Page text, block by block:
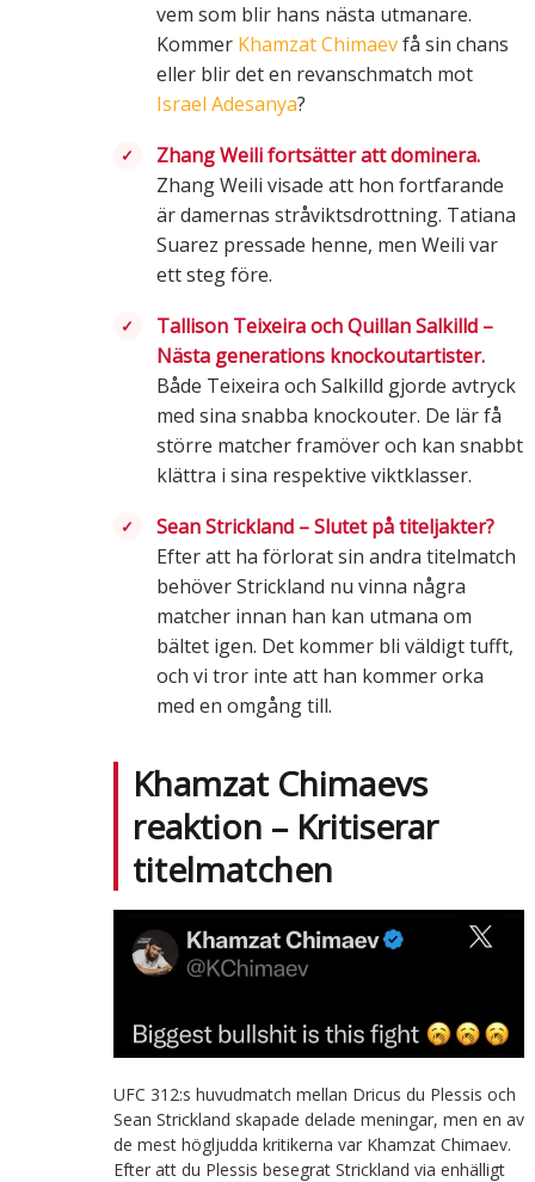
vem som blir hans nästa utmanare.
Kommer Khamzat Chimaevfå sin chans
eller blir det en revanschmatch mot
Israel Adesanya?
Zhang Weili fortsätter att dominera.
Zhang Weili visade att hon fortfarande
är damernas stråviktsdrottning. Tatiana
Suarez pressade henne, men Weili var
ett steg före.
Tallison Teixeira och Quillan Salkilld –
Nästa generations knockoutartister.
Både Teixeira och Salkilld gjorde avtryck
med sina snabba knockouter. De lär få
större matcher framöver och kan snabbt
klättra i sina respektive viktklasser.
Sean Strickland – Slutet på titeljakter?
Efter att ha förlorat sin andra titelmatch
behöver Strickland nu vinna några
matcher innan han kan utmana om
bältet igen. Det kommer bli väldigt tufft,
och vi tror inte att han kommer orka
med en omgång till.
Khamzat Chimaevs
reaktion – Kritiserar
titelmatchen
UFC 312:s huvudmatch mellan Dricus du Plessis och
Sean Strickland skapade delade meningar, men en av
de mest högljudda kritikerna var Khamzat Chimaev.
Efter att du Plessis besegrat Strickland via enhälligt